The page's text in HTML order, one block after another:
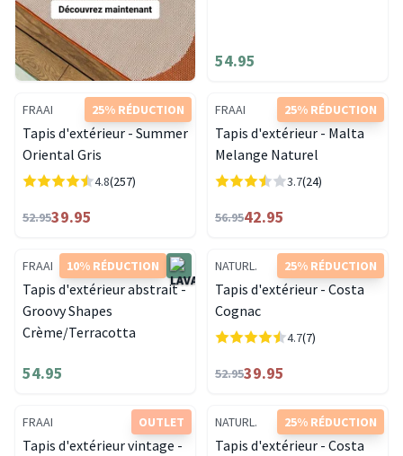
54.95
25% RÉDUCTION
FRAAI
Tapis d'extérieur - Summer
Oriental Gris
4.8(257)
52.9539.95
25% RÉDUCTION
FRAAI
Tapis d'extérieur - Malta
Melange Naturel
3.7(24)
56.9542.95
10% RÉDUCTION
FRAAI
Tapis d'extérieur abstrait -
Groovy Shapes
Crème/Terracotta
54.95
25% RÉDUCTION
NATURL.
Tapis d'extérieur - Costa
Cognac
4.7(7)
52.9539.95
OUTLET
FRAAI
Tapis d'extérieur vintage -
25% RÉDUCTION
NATURL.
Tapis d'extérieur - Costa